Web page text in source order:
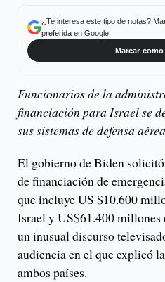
¿Te interesa este tipo de notas?
preferida en Google.
Marcar
Funcionarios de la
financiación para Israel se
sus sistemas de defensa
El gobierno de Biden
de financiación de
que incluye US $10.600
Israel y US$61.400 millones
un inusual discurso
audiencia en el que explicó
ambos países.